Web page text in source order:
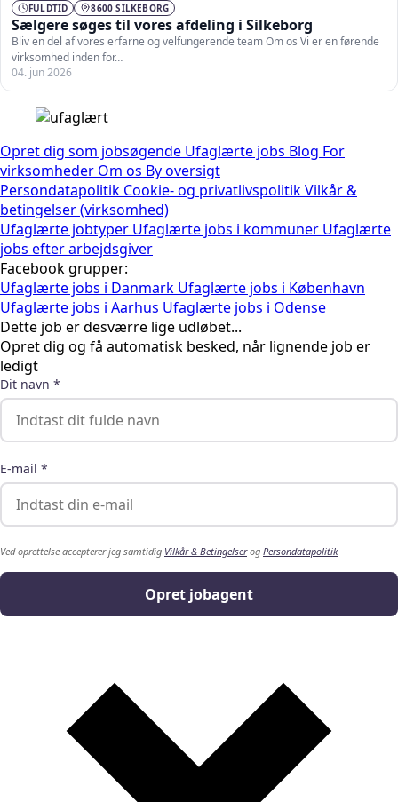
FULDTID 8600 SILKEBORG
Sælgere søges til vores afdeling i Silkeborg
Bliv en del af vores erfarne og velfungerende team Om os Vi er en førende
virksomhed inden for…
04. jun 2026
Opret dig som jobsøgende Ufaglærte jobs Blog For
virksomheder Om os By oversigt
Persondatapolitik Cookie- og privatlivspolitikVilkår &
betingelser (virksomhed)
Ufaglærte jobtyper Ufaglærte jobs i kommuner Ufaglærte
jobs efter arbejdsgiver
Facebook grupper:
Ufaglærte jobs i Danmark Ufaglærte jobs i København
Ufaglærte jobs i Aarhus Ufaglærte jobs i Odense
Dette job er desværre lige udløbet...
Opret dig og få automatisk besked, når lignende job er
ledigt
Dit navn *
E-mail *
Ved oprettelse accepterer jeg samtidig Vilkår & Betingelserog Persondatapolitik
Opret jobagent